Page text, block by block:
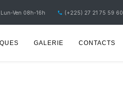
Lun-Ven 08h-16h (+225) 27 21 75 59 60
GALERIE CONTACTS